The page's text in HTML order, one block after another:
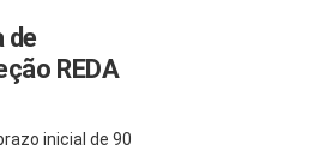
de
REDA
inicial de 90